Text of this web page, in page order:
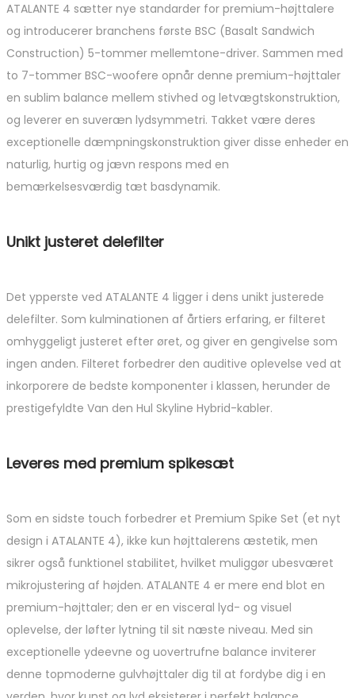
ATALANTE 4 sætter nye standarder for premium-højttalere
og introducerer branchens første BSC (Basalt Sandwich
Construction) 5-tommer mellemtone-driver. Sammen med
to 7-tommer BSC-woofere opnår denne premium-højttaler
en sublim balance mellem stivhed og letvægtskonstruktion,
og leverer en suveræn lydsymmetri. Takket være deres
exceptionelle dæmpningskonstruktion giver disse enheder en
naturlig, hurtig og jævn respons med en
bemærkelsesværdig tæt basdynamik.
Unikt justeret delefilter
Det ypperste ved ATALANTE 4 ligger i dens unikt justerede
delefilter. Som kulminationen af årtiers erfaring, er filteret
omhyggeligt justeret efter øret, og giver en gengivelse som
ingen anden. Filteret forbedrer den auditive oplevelse ved at
inkorporere de bedste komponenter i klassen, herunder de
prestigefyldte Van den Hul Skyline Hybrid-kabler.
Leveres med premium spikesæt
Som en sidste touch forbedrer et Premium Spike Set (et nyt
design i ATALANTE 4), ikke kun højttalerens æstetik, men
sikrer også funktionel stabilitet, hvilket muliggør ubesværet
mikrojustering af højden. ATALANTE 4 er mere end blot en
premium-højttaler; den er en visceral lyd- og visuel
oplevelse, der løfter lytning til sit næste niveau. Med sin
exceptionelle ydeevne og uovertrufne balance inviterer
denne topmoderne gulvhøjttaler dig til at fordybe dig i en